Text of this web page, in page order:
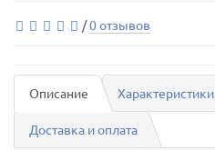
/0 отзывов
Описание Характеристики
Доставка и оплата